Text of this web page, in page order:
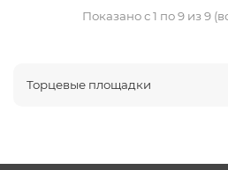
Показано с 1 по 9 из 9
Торцевые площадки